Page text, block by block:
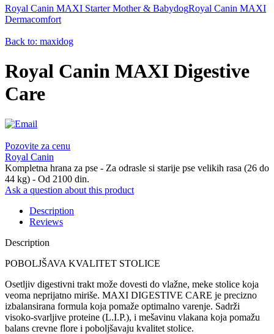
Royal Canin MAXI Starter Mother & BabydogRoyal Canin MAXI
Dermacomfort
Back to: maxidog
Royal Canin MAXI Digestive
Care
Pozovite za cenu
Royal Canin
Kompletna hrana za pse - Za odrasle si starije pse velikih rasa (26 do
44 kg) - Od 2100 din.
Ask a question about this product
Description
Reviews
Description
POBOLJŠAVA KVALITET STOLICE
Osetljiv digestivni trakt može dovesti do vlažne, meke stolice koja
veoma neprijatno miriše. MAXI DIGESTIVE CARE je precizno
izbalansirana formula koja pomaže optimalno varenje. Sadrži
visoko-svarljive proteine (L.I.P.), i mešavinu vlakana koja pomažu
balans crevne flore i poboljšavaju kvalitet stolice.